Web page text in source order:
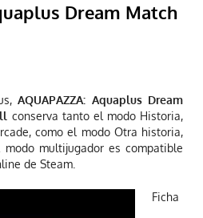
Dream Match
AQUAPAZZA: Aquaplus Dream
conserva tanto el modo Historia,
como el modo Otra historia,
multijugador es compatible
de Steam.
Ficha